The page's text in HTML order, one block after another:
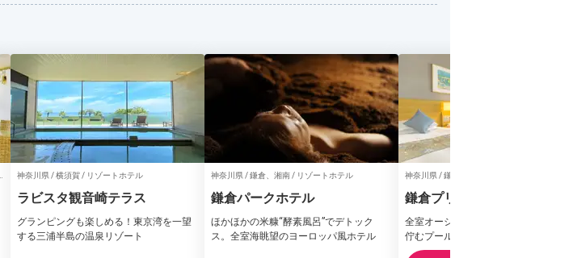
神奈川県 / 横須賀 / リゾートホテル
ラビスタ観音崎テラス
グランピングも楽しめる！東京湾を一望
する三浦半島の温泉リゾート
神奈川県 / 鎌倉、湘南 / リゾートホテル
鎌倉パークホテル
ほかほかの米糠“酵素風呂”でデトック
ス。全室海眺望のヨーロッパ風ホテル
神奈川県 / 鎌倉、湘南 / リゾートホテル
鎌倉プリンスホテル
全室オーシャンビュー。七里ヶ浜の側
佇むプール付きの高級ホテル